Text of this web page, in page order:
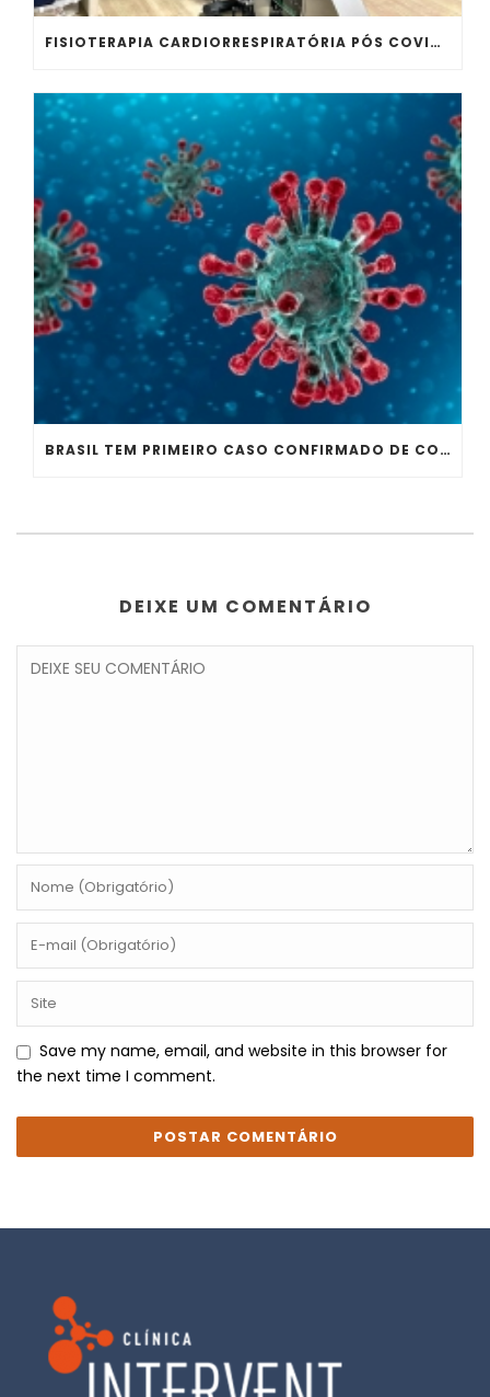
FISIOTERAPIA CARDIORRESPIRATÓRIA PÓS COVID-19
BRASIL TEM PRIMEIRO CASO CONFIRMADO DE CORONAVÍRUS, ESPECIALISTA REFORÇA ALERTA
DEIXE UM COMENTÁRIO
Save my name, email, and website in this browser for
the next time I comment.